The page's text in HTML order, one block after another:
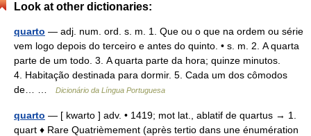
Look at other dictionaries:
quarto — adj. num. ord. s. m. 1. Que ou o que na ordem ou série
vem logo depois do terceiro e antes do quinto. • s. m. 2. A quarta
parte de um todo. 3. A quarta parte da hora; quinze minutos.
4. Habitação destinada para dormir. 5. Cada um dos cômodos
de… …
Dicionário da Língua Portuguesa
quarto — [ kwarto ] adv. • 1419; mot lat., ablatif de quartus → 1.
quart ♦ Rare Quatrièmement (après tertio dans une énumération